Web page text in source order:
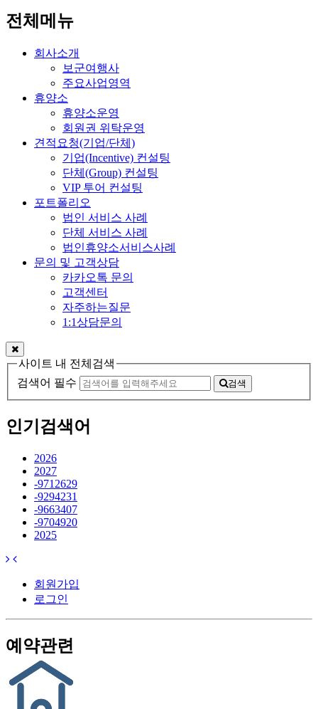
전체메뉴
회사소개
보군여행사
주요사업영역
휴양소
휴양소운영
회원권 위탁운영
견적요청(기업/단체)
기업(Incentive) 컨설팅
단체(Group) 컨설팅
VIP 투어 컨설팅
포트폴리오
법인 서비스 사례
단체 서비스 사례
법인휴양소서비스사례
문의 및 고객상담
카카오톡 문의
고객센터
자주하는질문
1:1상담문의
사이트 내 전체검색
검색어 필수
검색
인기검색어
2026
2027
-9712629
-9294231
-9663407
-9704920
2025
회원가입
로그인
예약관련